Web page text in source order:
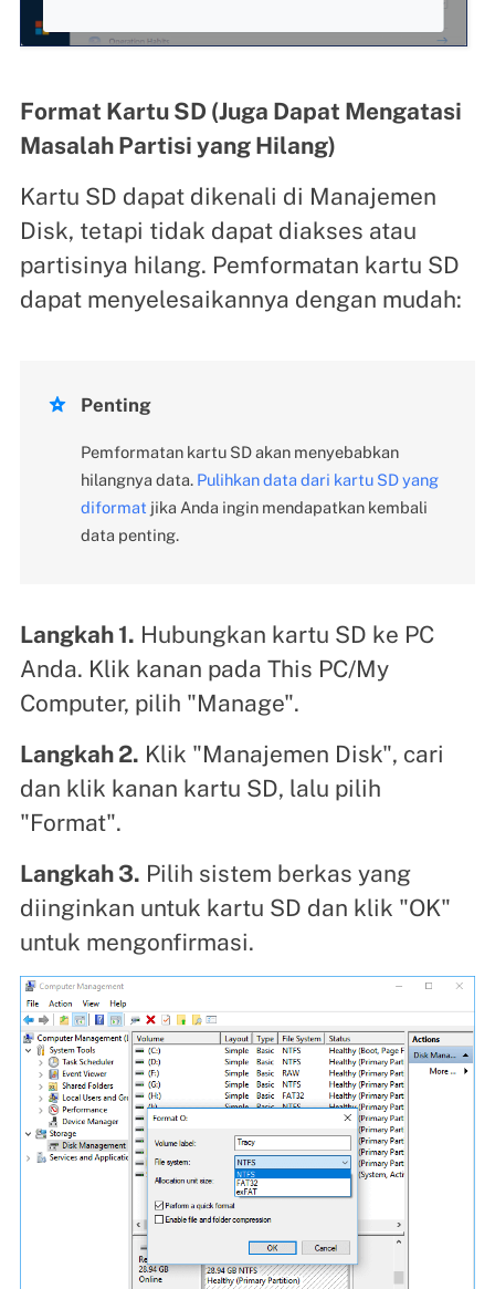
Format Kartu SD (Juga Dapat Mengatasi
Masalah Partisi yang Hilang)
Kartu SD dapat dikenali di Manajemen
Disk, tetapi tidak dapat diakses atau
partisinya hilang. Pemformatan kartu SD
dapat menyelesaikannya dengan mudah:
 Penting
Pemformatan kartu SD akan menyebabkan
hilangnya data. Pulihkan data dari kartu SD yang
diformat jika Anda ingin mendapatkan kembali
data penting.
Langkah 1. Hubungkan kartu SD ke PC
Anda. Klik kanan pada This PC/My
Computer, pilih "Manage".
Langkah 2. Klik "Manajemen Disk", cari
dan klik kanan kartu SD, lalu pilih
"Format".
Langkah 3. Pilih sistem berkas yang
diinginkan untuk kartu SD dan klik "OK"
untuk mengonfirmasi.